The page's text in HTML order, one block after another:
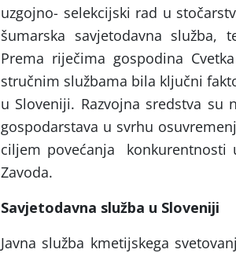
uzgojno- selekcijski rad u
šumarska savjetodavna
Prema riječima gospodina
stručnim službama bila ključni
u Sloveniji. Razvojna sredstva
gospodarstava u svrhu
ciljem povećanja konkurentnosti
Zavoda.
Savjetodavna služba u Sloveniji
Javna služba kmetijskega